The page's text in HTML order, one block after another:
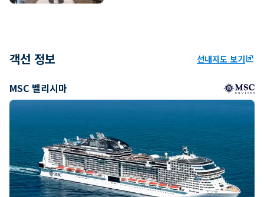
객선 정보 선내지도 보기ungroup
MSC 벨리시마